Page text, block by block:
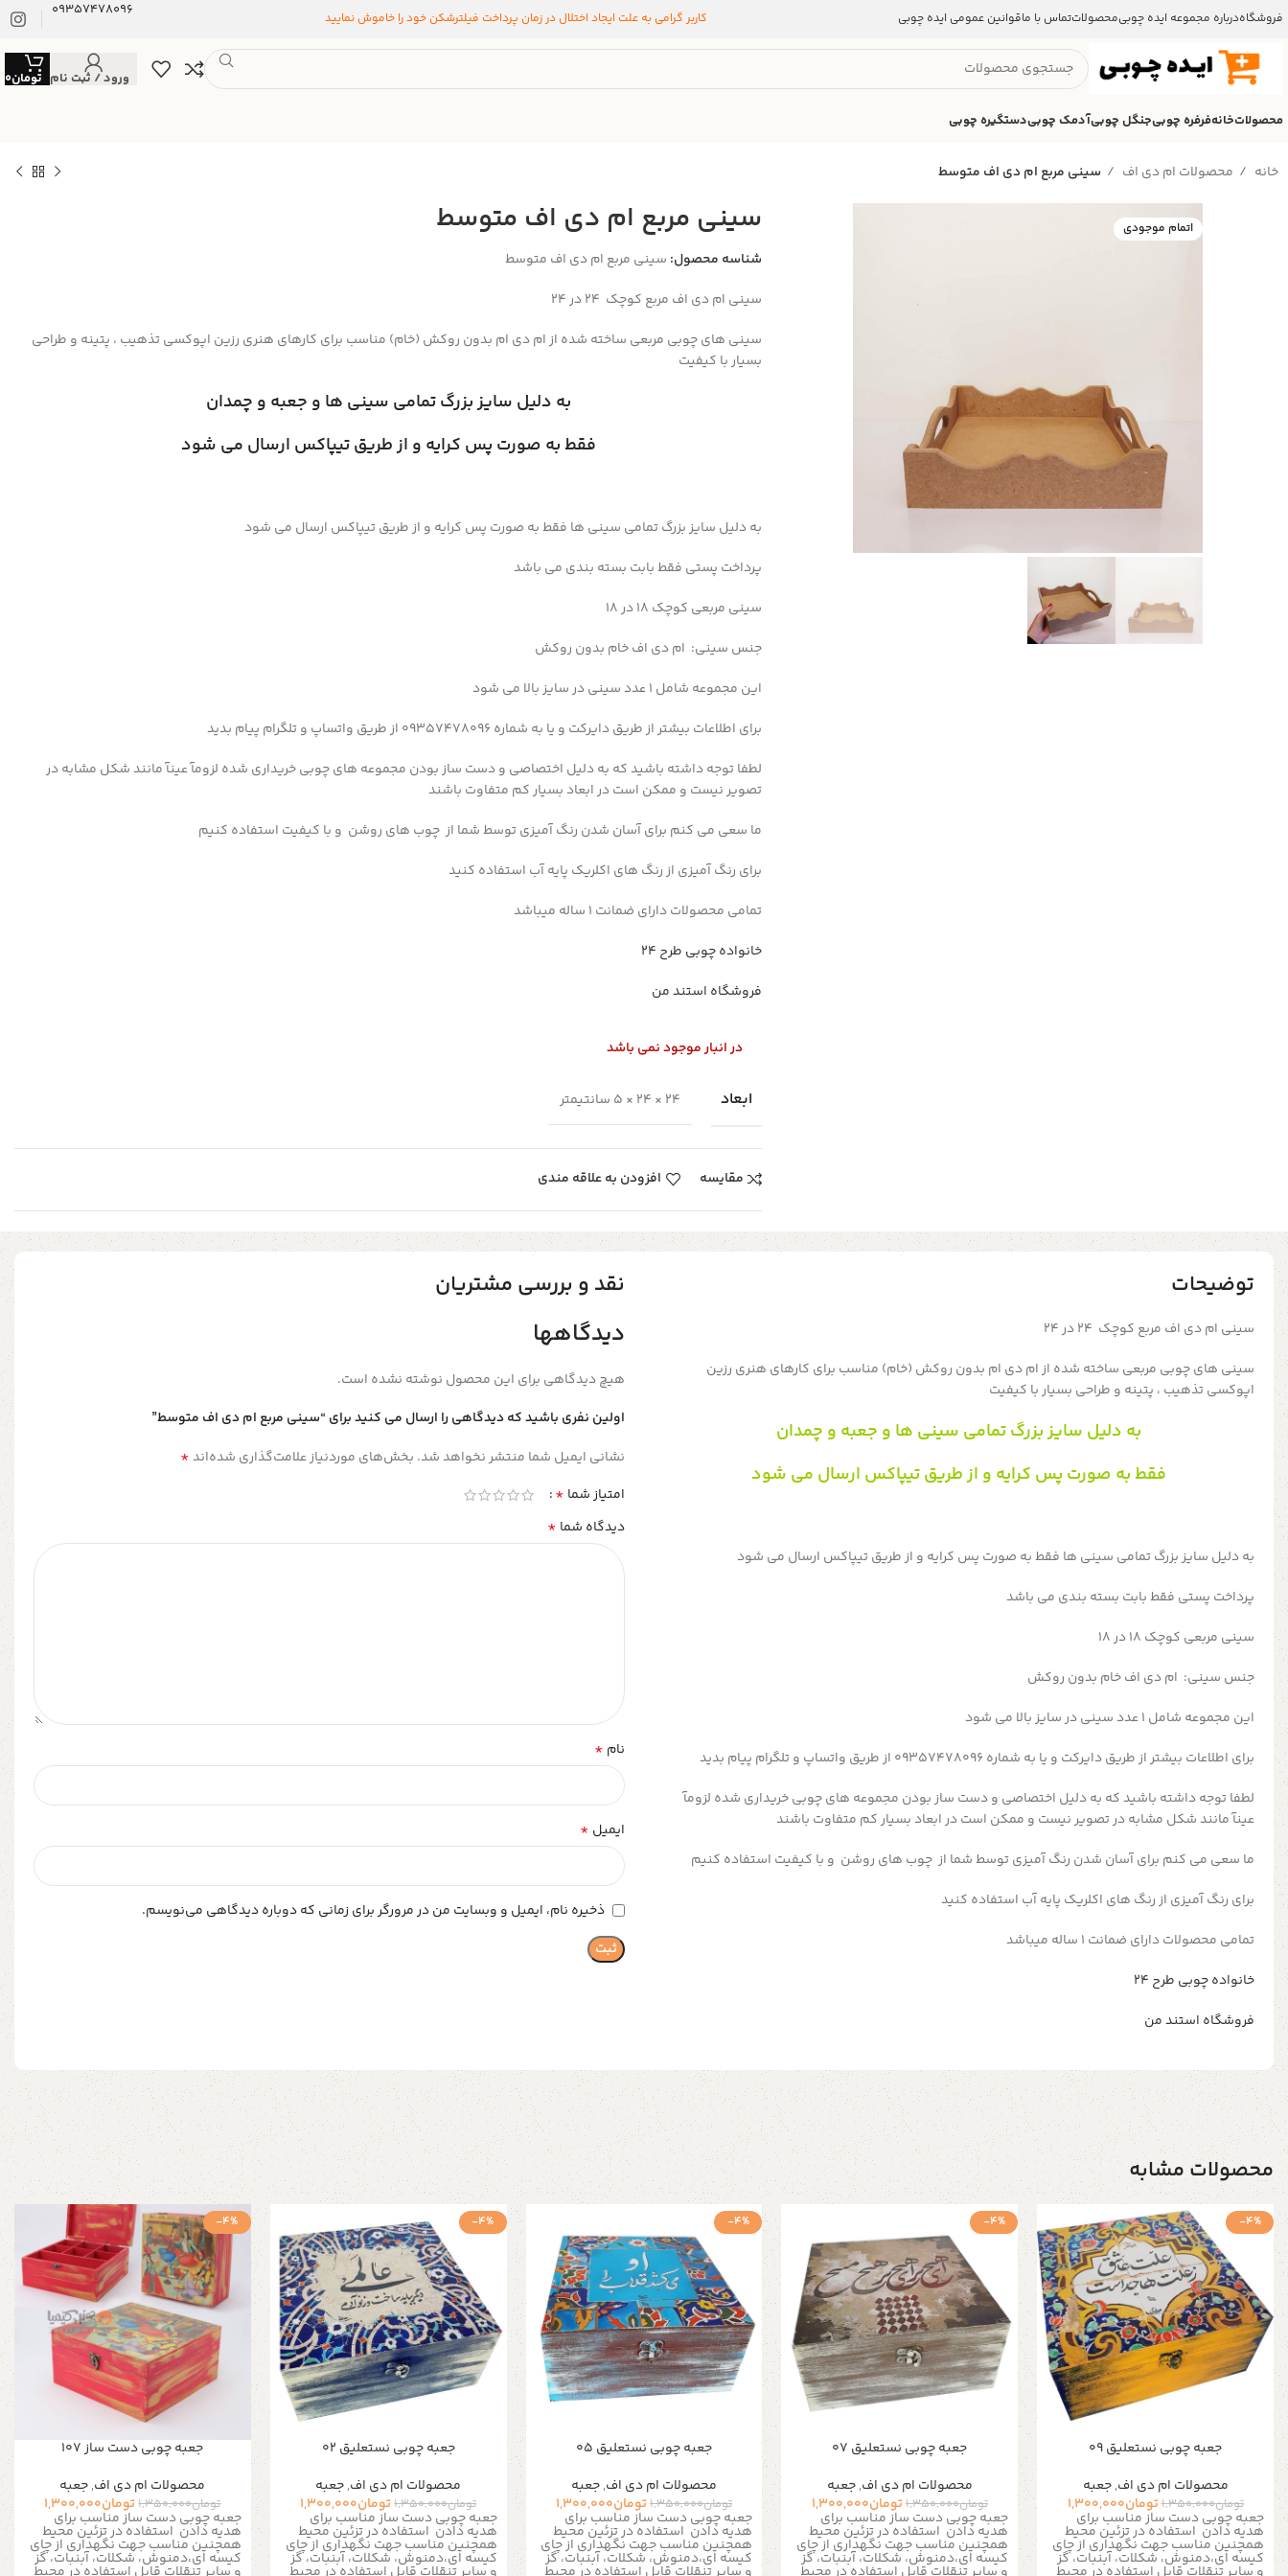
فروشگاهدرباره مجموعه ایده چوبیمحصولاتتماس با ماقوانین عمومی ایده چوبی کاربر گرامی به علت ایجاد اختلال در زمان پرداخت فیلترشکن خود را خاموش نمایید 09357478096
ورود / ثبت نام تومان0
محصولاتخانهفرفره چوبیجنگل چوبیآدمک چوبیدستگیره چوبی
خانه محصولات ام دی اف سینی مربع ام دی اف متوسط
اتمام موجودی سینی مربع ام دی اف متوسط
شناسه محصول: سینی مربع ام دی اف متوسط
سینی ام دی اف مربع کوچک 24 در 24
سینی های چوبی مربعی ساخته شده از ام دی ام بدون روکش (خام) مناسب برای کارهای هنری رزین اپوکسی تذهیب ، پتینه و طراحی
بسیار با کیفیت
به دلیل سایز بزرگ تمامی سینی ها و جعبه و چمدان
فقط به صورت پس کرایه و از طریق تیپاکس ارسال می شود
به دلیل سایز بزرگ تمامی سینی ها فقط به صورت پس کرایه و از طریق تیپاکس ارسال می شود
پرداخت پستی فقط بابت بسته بندی می باشد
سینی مربعی کوچک 18 در 18
جنس سینی: ام دی اف خام بدون روکش
این مجموعه شامل ۱ عدد سینی در سایز بالا می شود
برای اطلاعات بیشتر از طریق دایرکت و یا به شماره 09357478096 از طریق واتساپ و تلگرام پیام بدید
لطفا توجه داشته باشید که به دلیل اختصاصی و دست ساز بودن مجموعه های چوبی خریداری شده لزومآ عینآ مانند شکل مشابه در
تصویر نیست و ممکن است در ابعاد بسیار کم متفاوت باشند
ما سعی می کنم برای آسان شدن رنگ آمیزی توسط شما از چوب های روشن و با کیفیت استفاده کنیم
برای رنگ آمیزی از رنگ های اکلریک پایه آب استفاده کنید
تمامی محصولات دارای ضمانت ۱ ساله میباشد
خانواده چوبی طرح ۲۴
فروشگاه استند من
در انبار موجود نمی باشد
ابعاد 24 × 24 × 5 سانتیمتر
مقایسه افزودن به علاقه مندی
توضیحات
سینی ام دی اف مربع کوچک 24 در 24
سینی های چوبی مربعی ساخته شده از ام دی ام بدون روکش (خام) مناسب برای کارهای هنری رزین
اپوکسی تذهیب ، پتینه و طراحی بسیار با کیفیت
به دلیل سایز بزرگ تمامی سینی ها و جعبه و چمدان
فقط به صورت پس کرایه و از طریق تیپاکس ارسال می شود
به دلیل سایز بزرگ تمامی سینی ها فقط به صورت پس کرایه و از طریق تیپاکس ارسال می شود
پرداخت پستی فقط بابت بسته بندی می باشد
سینی مربعی کوچک 18 در 18
جنس سینی: ام دی اف خام بدون روکش
این مجموعه شامل ۱ عدد سینی در سایز بالا می شود
برای اطلاعات بیشتر از طریق دایرکت و یا به شماره 09357478096 از طریق واتساپ و تلگرام پیام بدید
لطفا توجه داشته باشید که به دلیل اختصاصی و دست ساز بودن مجموعه های چوبی خریداری شده لزومآ
عینآ مانند شکل مشابه در تصویر نیست و ممکن است در ابعاد بسیار کم متفاوت باشند
ما سعی می کنم برای آسان شدن رنگ آمیزی توسط شما از چوب های روشن و با کیفیت استفاده کنیم
برای رنگ آمیزی از رنگ های اکلریک پایه آب استفاده کنید
تمامی محصولات دارای ضمانت ۱ ساله میباشد
خانواده چوبی طرح ۲۴
فروشگاه استند من
نقد و بررسی مشتریان
دیدگاهها
هیچ دیدگاهی برای این محصول نوشته نشده است.
اولین نفری باشید که دیدگاهی را ارسال می کنید برای “سینی مربع ام دی اف متوسط”
نشانی ایمیل شما منتشر نخواهد شد. بخش‌های موردنیاز علامت‌گذاری شده‌اند*
امتیاز شما *
دیدگاه شما *
نام *
ایمیل *
ذخیره نام، ایمیل و وبسایت من در مرورگر برای زمانی که دوباره دیدگاهی می‌نویسم.
محصولات مشابه
-4%
جعبه چوبی نستعلیق 09
محصولات ام دی اف,جعبه
تومان1,350,000تومان1,300,000
جعبه چوبی دست ساز مناسب برای
هدیه دادن استفاده در تزئین محیط
همچنین مناسب جهت نگهداری از چای
کیسه ای،دمنوش، شکلات، آبنبات، گز
-4%
جعبه چوبی نستعلیق 07
محصولات ام دی اف,جعبه
تومان1,350,000تومان1,300,000
جعبه چوبی دست ساز مناسب برای
هدیه دادن استفاده در تزئین محیط
همچنین مناسب جهت نگهداری از چای
کیسه ای،دمنوش، شکلات، آبنبات، گز
-4%
جعبه چوبی نستعلیق 05
محصولات ام دی اف,جعبه
تومان1,350,000تومان1,300,000
جعبه چوبی دست ساز مناسب برای
هدیه دادن استفاده در تزئین محیط
همچنین مناسب جهت نگهداری از چای
کیسه ای،دمنوش، شکلات، آبنبات، گز
-4%
جعبه چوبی نستعلیق 02
محصولات ام دی اف,جعبه
تومان1,350,000تومان1,300,000
جعبه چوبی دست ساز مناسب برای
هدیه دادن استفاده در تزئین محیط
همچنین مناسب جهت نگهداری از چای
کیسه ای،دمنوش، شکلات، آبنبات، گز
-4%
جعبه چوبی دست ساز 107
محصولات ام دی اف,جعبه
تومان1,350,000تومان1,300,000
جعبه چوبی دست ساز مناسب برای
هدیه دادن استفاده در تزئین محیط
همچنین مناسب جهت نگهداری از چای
کیسه ای،دمنوش، شکلات، آبنبات، گز